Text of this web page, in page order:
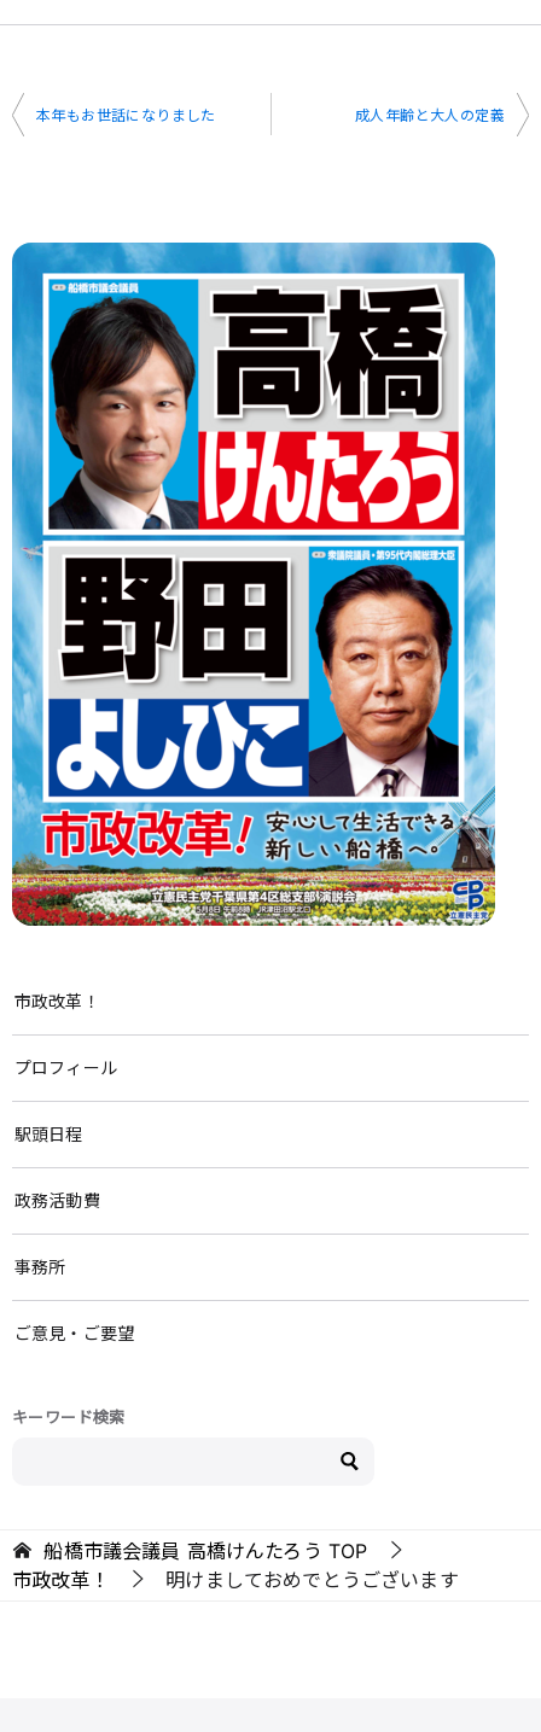
投
ゲ
本年もお世話になりました 成人年齢と大人の定義
市政改革！
プロフィール
駅頭日程
政務活動費
事務所
ご意見・ご要望
キーワード検索
船橋市議会議員 高橋けんたろう TOP
市政改革！
明けましておめでとうございます